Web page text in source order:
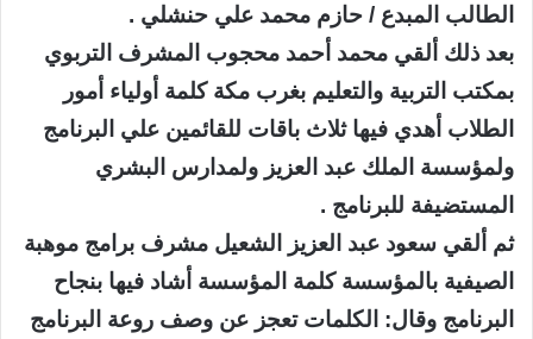
الطالب المبدع / حازم محمد علي حنشلي .
بعد ذلك ألقي محمد أحمد محجوب المشرف التربوي
بمكتب التربية والتعليم بغرب مكة كلمة أولياء أمور
الطلاب أهدي فيها ثلاث باقات للقائمين علي البرنامج
ولمؤسسة الملك عبد العزيز ولمدارس البشري
المستضيفة للبرنامج .
ثم ألقي سعود عبد العزيز الشعيل مشرف برامج موهبة
الصيفية بالمؤسسة كلمة المؤسسة أشاد فيها بنجاح
البرنامج وقال: الكلمات تعجز عن وصف روعة البرنامج